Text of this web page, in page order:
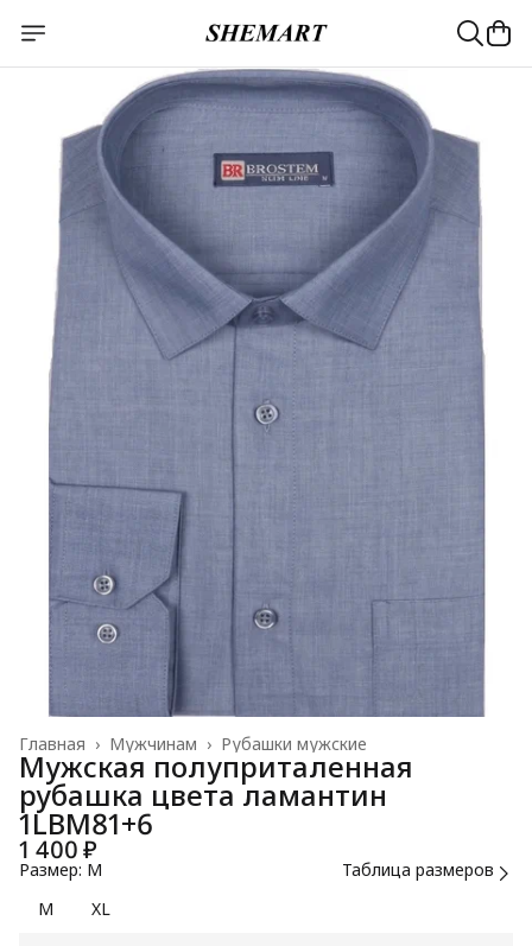
Рубашки мужские
Мужчинам ›
Главная ›
Мужская полуприталенная
рубашка цвета ламантин
1LBM81+6
1 400 ₽
Размер: M
Таблица размеров
M
XL